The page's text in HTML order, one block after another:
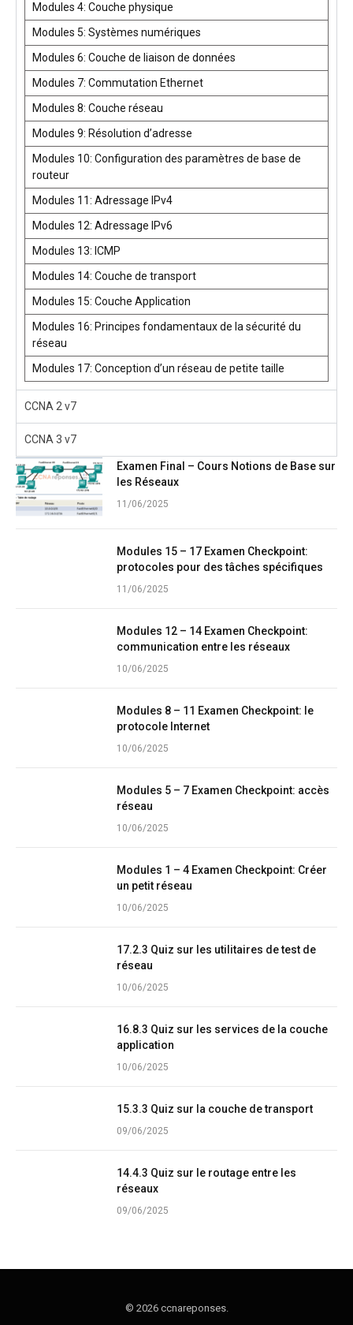
Modules 4: Couche physique
Modules 5: Systèmes numériques
Modules 6: Couche de liaison de données
Modules 7: Commutation Ethernet
Modules 8: Couche réseau
Modules 9: Résolution d’adresse
Modules 10: Configuration des paramètres de base de
routeur
Modules 11: Adressage IPv4
Modules 12: Adressage IPv6
Modules 13: ICMP
Modules 14: Couche de transport
Modules 15: Couche Application
Modules 16: Principes fondamentaux de la sécurité du
réseau
Modules 17: Conception d’un réseau de petite taille
CCNA 2 v7
CCNA 3 v7
Examen Final – Cours Notions de Base sur
les Réseaux
11/06/2025
Modules 15 – 17 Examen Checkpoint:
protocoles pour des tâches spécifiques
11/06/2025
Modules 12 – 14 Examen Checkpoint:
communication entre les réseaux
10/06/2025
Modules 8 – 11 Examen Checkpoint: le
protocole Internet
10/06/2025
Modules 5 – 7 Examen Checkpoint: accès
réseau
10/06/2025
Modules 1 – 4 Examen Checkpoint: Créer
un petit réseau
10/06/2025
17.2.3 Quiz sur les utilitaires de test de
réseau
10/06/2025
16.8.3 Quiz sur les services de la couche
application
10/06/2025
15.3.3 Quiz sur la couche de transport
09/06/2025
14.4.3 Quiz sur le routage entre les
réseaux
09/06/2025
© 2026 ccnareponses.